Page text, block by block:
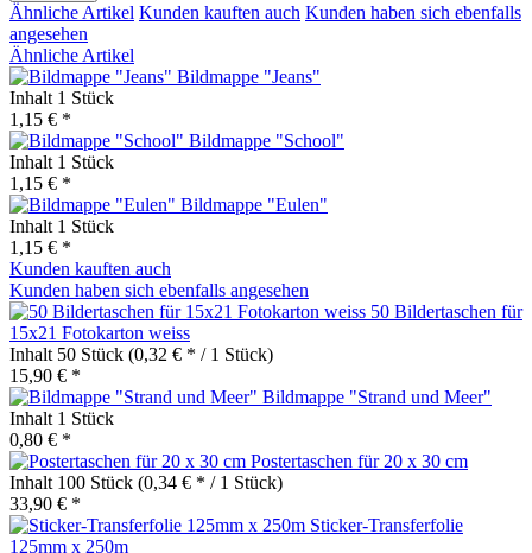
Ähnliche Artikel Kunden kauften auch Kunden haben sich ebenfalls
angesehen
Ähnliche Artikel
Bildmappe "Jeans"
Inhalt 1 Stück
1,15 € *
Bildmappe "School"
Inhalt 1 Stück
1,15 € *
Bildmappe "Eulen"
Inhalt 1 Stück
1,15 € *
Kunden kauften auch
Kunden haben sich ebenfalls angesehen
50 Bildertaschen für
15x21 Fotokarton weiss
Inhalt 50 Stück (0,32 € * / 1 Stück)
15,90 € *
Bildmappe "Strand und Meer"
Inhalt 1 Stück
0,80 € *
Postertaschen für 20 x 30 cm
Inhalt 100 Stück (0,34 € * / 1 Stück)
33,90 € *
Sticker-Transferfolie
125mm x 250m